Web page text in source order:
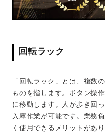
回転ラック
「回転ラック」とは、複数
ものを指します。ボタン操
に移動します。人が歩き回
入庫作業が可能です。業務
く使用できるメリットがあり